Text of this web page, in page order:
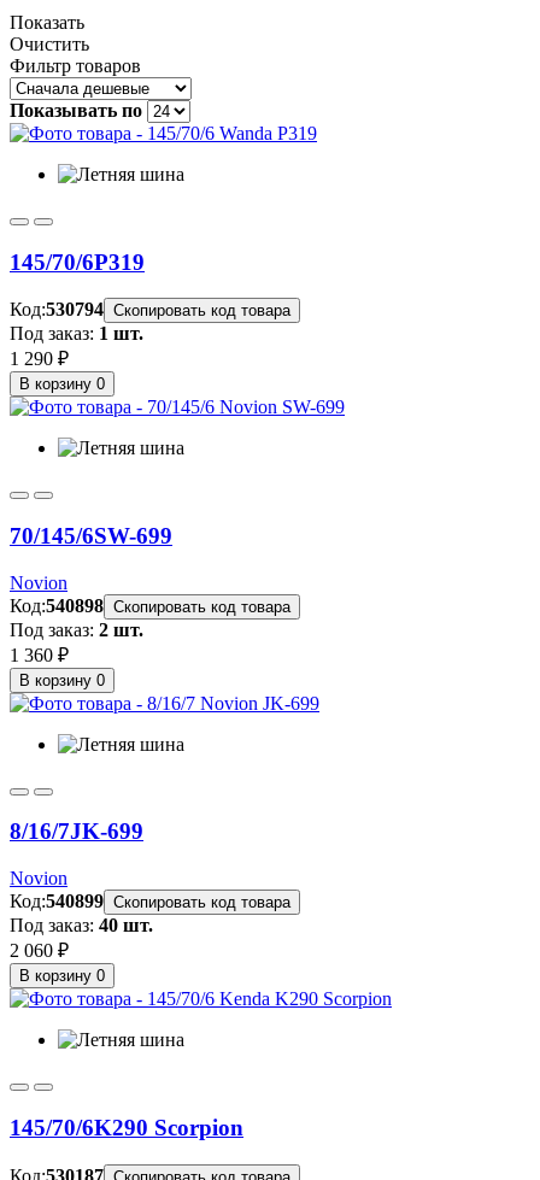
Показать
Очистить
Фильтр товаров
Показывать по
145/70/6P319
Код:530794 Скопировать код товара
Под заказ: 1 шт.
1 290 ₽
В корзину 0
70/145/6SW-699
Novion
Код:540898 Скопировать код товара
Под заказ: 2 шт.
1 360 ₽
В корзину 0
8/16/7JK-699
Novion
Код:540899 Скопировать код товара
Под заказ: 40 шт.
2 060 ₽
В корзину 0
145/70/6K290 Scorpion
Код:530187